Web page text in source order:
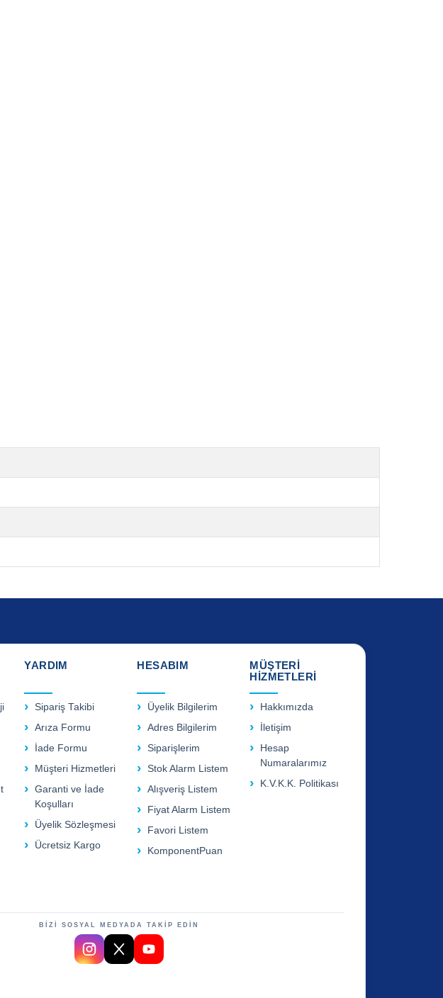
YARDIM
Sipariş Takibi
Arıza Formu
İade Formu
Müşteri Hizmetleri
Garanti ve İade
Koşulları
Üyelik Sözleşmesi
Ücretsiz Kargo
HESABIM
Üyelik Bilgilerim
Adres Bilgilerim
Siparişlerim
Stok Alarm Listem
Alışveriş Listem
Fiyat Alarm Listem
Favori Listem
KomponentPuan
MÜŞTERİ
HİZMETLERİ
Hakkımızda
İletişim
Hesap
Numaralarımız
K.V.K.K. Politikası
BİZİ SOSYAL MEDYADA TAKİP EDİN